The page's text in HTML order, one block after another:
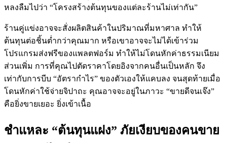
หลงลืมไปว่า “โครงสร้างต้นทุนของแต่ละร้านไม่เท่ากัน”
ร้านคู่แข่งอาจจะสั่งผลิตสินค้าในปริมาณที่มหาศาล ทำให้
ต้นทุนต่อชิ้นต่ำกว่าคุณมาก หรือเขาอาจจะไม่ได้เข้าร่วม
โปรแกรมส่งฟรีของแพลตฟอร์ม ทำให้ไม่โดนหักค่าธรรมเนียม
ส่วนเพิ่ม การที่คุณไปตัดราคาโดยอิงจากคนอื่นเป็นหลัก จึง
เท่ากับการบีบ “อัตรากำไร” ของตัวเองให้แคบลง จนสุดท้ายเมื่อ
โดนหักค่าใช้จ่ายจิปาถะ คุณอาจจะอยู่ในภาวะ “ขายดีจนเจ๊ง”
คือยิ่งขายเยอะ ยิ่งเข้าเนื้อ
ชำแหละ “ต้นทุนแฝง” ภัยเงียบของคนขาย